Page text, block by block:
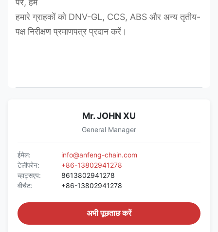
पर, हम
हमारे ग्राहकों को DNV-GL, CCS, ABS और अन्य तृतीय-
पक्ष निरीक्षण प्रमाणपत्र प्रदान करें।
Mr. JOHN XU
General Manager
ईमेल:
info@anfeng-chain.com
टेलीफोन:
+86-13802941278
व्हाट्सएप:
8613802941278
वीचैट:
+86-13802941278
अभी पूछताछ करें